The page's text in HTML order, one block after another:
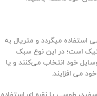
استفاده میگردد و متریال به
است؛ در این نوع سبک
خود انتخاب می‌کنند و یا